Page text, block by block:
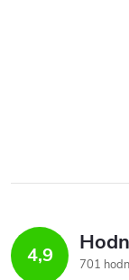
4,9
701